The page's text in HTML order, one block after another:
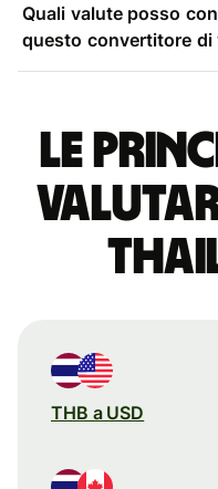
Quali valute posso
questo convertitore di
Le
THB a USD